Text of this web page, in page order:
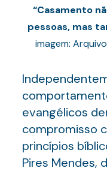
“Casamento
pessoas, mas
imagem:
evangélicos
compromisso
princípios
Pires Mendes,